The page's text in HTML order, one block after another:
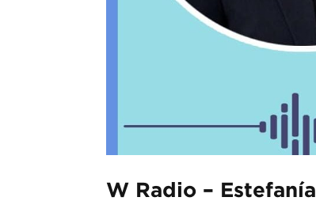
W Radio – Estefanía